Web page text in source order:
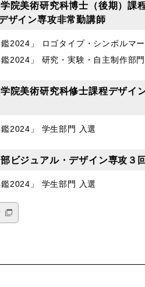
院美術研究科博士（後期）課
ザイン専攻非常勤講師
2024」 ロゴタイプ・シンボルマ
2024」 研究・実験・自主制作部
院美術研究科修士課程デザイ
2024」 学生部門 入選
ビジュアル・デザイン専攻３
2024」 学生部門 入選